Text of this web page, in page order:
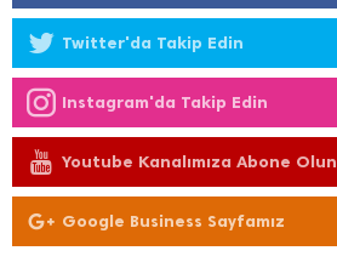
Twitter'da Takip Edin
Instagram'da Takip Edin
Youtube Kanalımıza Abone Olun
Google Business Sayfamız